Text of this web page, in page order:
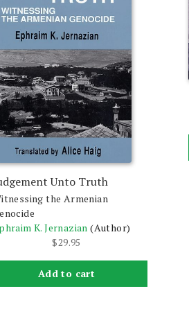
Unto Truth
the Armenian
K. Jernazian (Author)
$29.95
Add to cart